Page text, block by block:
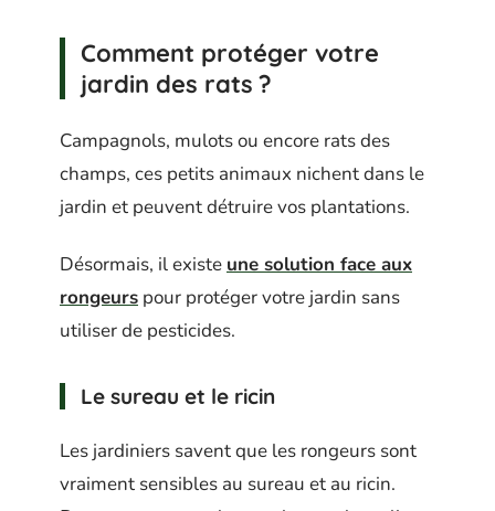
Comment protéger votre
jardin des rats ?
Campagnols, mulots ou encore rats des
champs, ces petits animaux nichent dans le
jardin et peuvent détruire vos plantations.
Désormais, il existe une solution face aux
rongeurs pour protéger votre jardin sans
utiliser de pesticides.
Le sureau et le ricin
Les jardiniers savent que les rongeurs sont
vraiment sensibles au sureau et au ricin.